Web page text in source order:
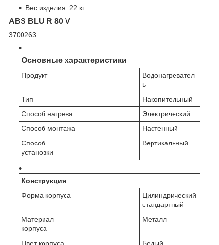
Вес изделия 22 кг
ABS BLU R 80 V
3700263
Основные характеристики
Продукт
Водонагревател
ь
Тип
Накопительный
Способ нагрева
Электрический
Способ монтажа
Настенный
Способ
установки
Вертикальный
Конструкция
Форма корпуса
Цилиндрический
стандартный
Материал
корпуса
Металл
Цвет корпуса
Белый